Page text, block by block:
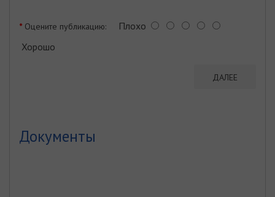
Оцените публикацию: Плохо
Хорошо
ДАЛЕЕ
Документы